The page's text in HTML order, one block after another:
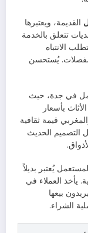
القديمة، ويعتبرها
تتعلق بالخدمة
الانتباه
يُستحسن
في جدة، حيث
بأسعار
قيمة ثقافية
التصميم الحديث
يُعتبر بديلاً
يأخذ العملاء في
بيعها
الشراء.